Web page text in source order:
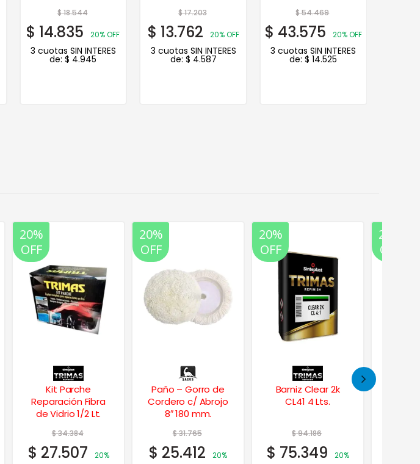
$18.544
$ 14.835 20% OFF
3 cuotas SIN INTERES
de:$ 4.945
$17.203
$ 13.762 20% OFF
3 cuotas SIN INTERES
de: $ 4.587
$54.469
$ 43.575 20% OFF
3 cuotas SIN INTERES
de:$ 14.525
20%
OFF
Paño – Gorro de
Cordero c/ Abrojo
8″ 180 mm.
$31.765
$ 25.412
20%
20%
OFF
Barniz Clear 2k
CL41 4 Lts.
$94.186
$75.349
20%
20%
OFF
Autopolish Lustre
Intenso 900 ml
$17.397
$ 13.918
20%
20%
OFF